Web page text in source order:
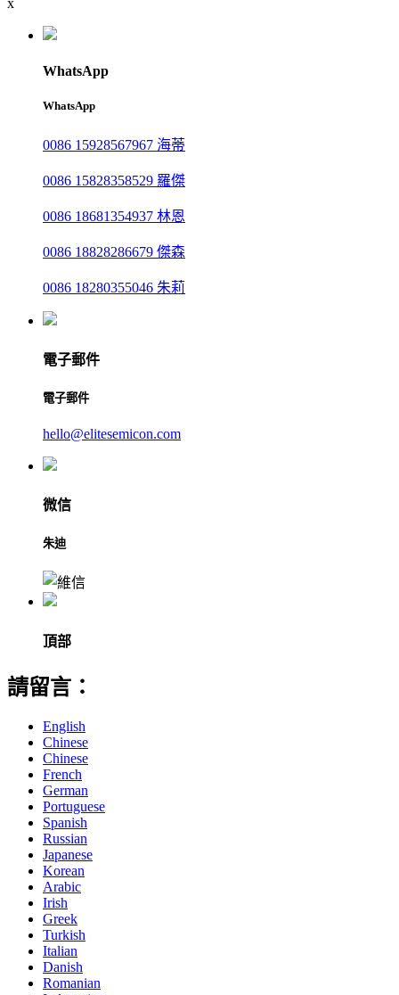
x
WhatsApp
WhatsApp
0086 15928567967 海蒂
0086 15828358529 羅傑
0086 18681354937 林恩
0086 18828286679 傑森
0086 18280355046 朱莉
電子郵件
電子郵件
hello@elitesemicon.com
微信
朱迪
頂部
請留言：
English
Chinese
Chinese
French
German
Portuguese
Spanish
Russian
Japanese
Korean
Arabic
Irish
Greek
Turkish
Italian
Danish
Romanian